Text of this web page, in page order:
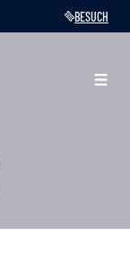
BESUCH